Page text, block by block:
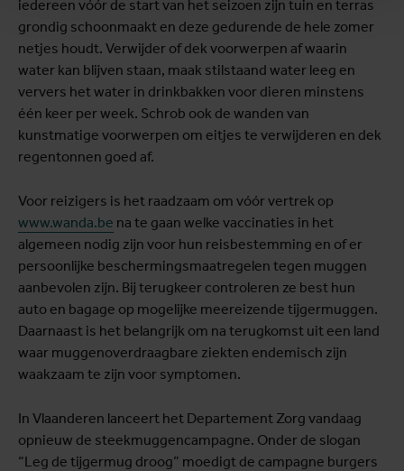
iedereen vóór de start van het seizoen zijn tuin en terras
grondig schoonmaakt en deze gedurende de hele zomer
netjes houdt. Verwijder of dek voorwerpen af waarin
water kan blijven staan, maak stilstaand water leeg en
ververs het water in drinkbakken voor dieren minstens
één keer per week. Schrob ook de wanden van
kunstmatige voorwerpen om eitjes te verwijderen en dek
regentonnen goed af.
Voor reizigers is het raadzaam om vóór vertrek op
www.wanda.be na te gaan welke vaccinaties in het
algemeen nodig zijn voor hun reisbestemming en of er
persoonlijke beschermingsmaatregelen tegen muggen
aanbevolen zijn. Bij terugkeer controleren ze best hun
auto en bagage op mogelijke meereizende tijgermuggen.
Daarnaast is het belangrijk om na terugkomst uit een land
waar muggenoverdraagbare ziekten endemisch zijn
waakzaam te zijn voor symptomen.
In Vlaanderen lanceert het Departement Zorg vandaag
opnieuw de steekmuggencampagne. Onder de slogan
“Leg de tijgermug droog” moedigt de campagne burgers